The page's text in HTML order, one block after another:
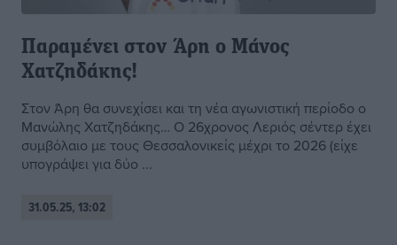
Παραμένει στον Άρη ο Μάνος
Χατζηδάκης!
Στον Άρη θα συνεχίσει και τη νέα αγωνιστική περίοδο ο
Μανώλης Χατζηδάκης… Ο 26χρονος Λεριός σέντερ έχει
συμβόλαιο με τους Θεσσαλονικείς μέχρι το 2026 (είχε
υπογράψει για δύο ...
31.05.25, 13:02